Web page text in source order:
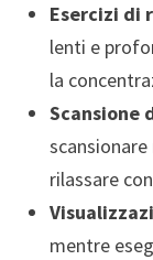
Esercizi di
lenti e
la
Scansione
rilassare
mentre